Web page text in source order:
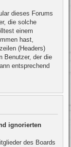
dieses Forums
die solche
einem
hast,
(Headers)
Benutzer, der die
entsprechend
ignorierten
des Boards